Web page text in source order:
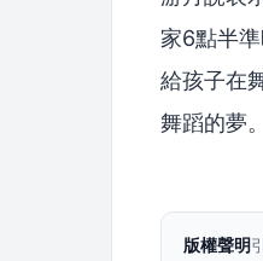
家6點半
給孩子在
舞蹈的夢。
版權聲明